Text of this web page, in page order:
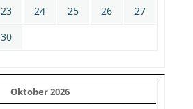
23 24 25 26
27
30
Oktober 2026